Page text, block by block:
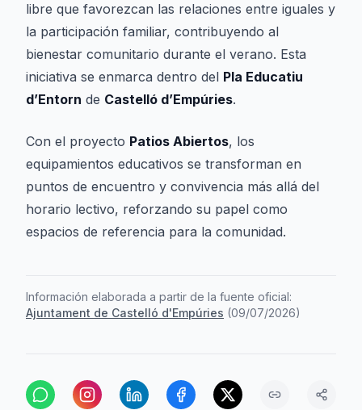
libre que favorezcan las relaciones entre iguales y
la participación familiar, contribuyendo al
bienestar comunitario durante el verano. Esta
iniciativa se enmarca dentro del Pla Educatiu
d’Entorn de Castelló d’Empúries.
Con el proyecto Patios Abiertos, los
equipamientos educativos se transforman en
puntos de encuentro y convivencia más allá del
horario lectivo, reforzando su papel como
espacios de referencia para la comunidad.
Información elaborada a partir de la fuente oficial:
Ajuntament de Castelló d'Empúries (09/07/2026)